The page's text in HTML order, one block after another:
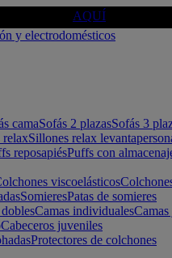
AQUÍ
camaSofás 2 plazasSofás 3
relaxSillones relax
reposapiésPuffs con
viscoelásticos
SomieresPatas de somieres
Camas individuales
Cabeceros juveniles
Protectores de colchones